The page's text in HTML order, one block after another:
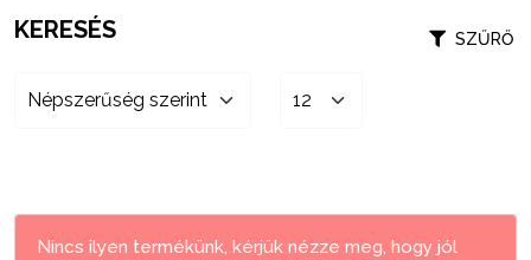
KERESÉS SZŰRŐ
Nincs ilyen termékünk, kérjük nézze meg, hogy jól